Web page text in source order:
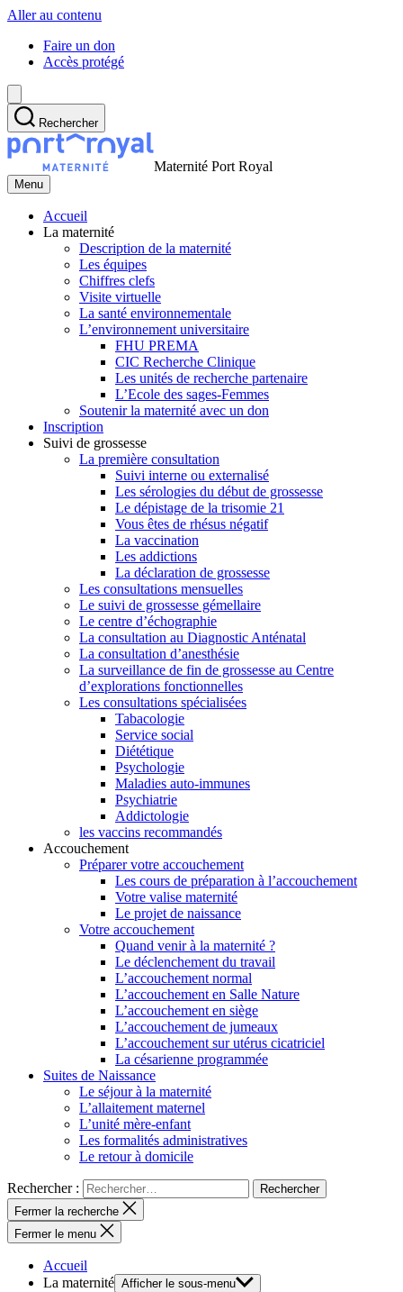
Aller au contenu
Faire un don
Accès protégé
Rechercher
Maternité Port Royal
Menu
Accueil
La maternité
Description de la maternité
Les équipes
Chiffres clefs
Visite virtuelle
La santé environnementale
L’environnement universitaire
FHU PREMA
CIC Recherche Clinique
Les unités de recherche partenaire
L’Ecole des sages-Femmes
Soutenir la maternité avec un don
Inscription
Suivi de grossesse
La première consultation
Suivi interne ou externalisé
Les sérologies du début de grossesse
Le dépistage de la trisomie 21
Vous êtes de rhésus négatif
La vaccination
Les addictions
La déclaration de grossesse
Les consultations mensuelles
Le suivi de grossesse gémellaire
Le centre d’échographie
La consultation au Diagnostic Anténatal
La consultation d’anesthésie
La surveillance de fin de grossesse au Centre
d’explorations fonctionnelles
Les consultations spécialisées
Tabacologie
Service social
Diététique
Psychologie
Maladies auto-immunes
Psychiatrie
Addictologie
les vaccins recommandés
Accouchement
Préparer votre accouchement
Les cours de préparation à l’accouchement
Votre valise maternité
Le projet de naissance
Votre accouchement
Quand venir à la maternité ?
Le déclenchement du travail
L’accouchement normal
L’accouchement en Salle Nature
L’accouchement en siège
L’accouchement de jumeaux
L’accouchement sur utérus cicatriciel
La césarienne programmée
Suites de Naissance
Le séjour à la maternité
L’allaitement maternel
L’unité mère-enfant
Les formalités administratives
Le retour à domicile
Rechercher :
Fermer la recherche
Fermer le menu
Accueil
La maternité Afficher le sous-menu